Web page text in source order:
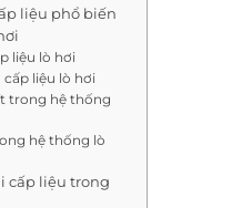
liệu phổ biến
liệu lò hơi
cấp liệu lò hơi
trong hệ thống
hệ thống lò
cấp liệu trong